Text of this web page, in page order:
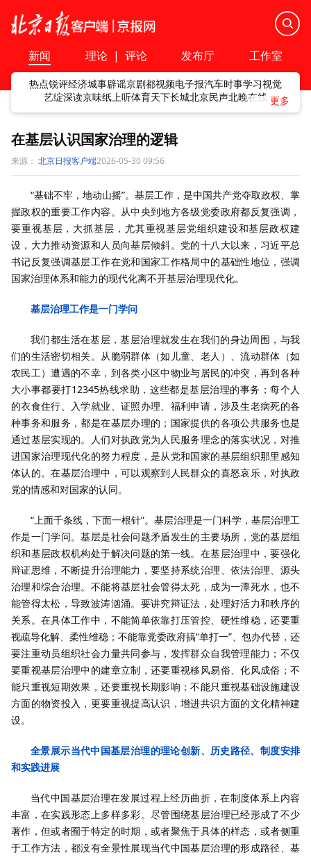
新闻 理论 | 评论 发布厅 工作室
热点锐评经济城事辟谣京剧都视频电子报汽车时事学习视觉
艺绽深读京味纸上听体育天下长城北京民声北晚在线
在基层认识国家治理的逻辑
来源： 北京日报客户端2026-05-30 09:56
“基础不牢，地动山摇”。基层工作，是中国共产党夺取政权、掌
握政权的重要工作内容。从中央到地方各级党委政府都反复强调，
要重视基层，大抓基层，尤其重视基层党组织建设和基层政权建
设，大力推动资源和人员向基层倾斜。党的十八大以来，习近平总
书记反复强调基层工作在党和国家工作格局中的基础性地位，强调
国家治理体系和能力的现代化离不开基层治理现代化。
基层治理工作是一门学问
我们都生活在基层，基层治理就发生在我们的身边周围，与我
们的生活密切相关。从脆弱群体（如儿童、老人）、流动群体（如
农民工）遭遇的不幸，到各类小区中物业与居民的冲突，再到各种
大小事都要打12345热线求助，这些都是基层治理的事务；每个人
的衣食住行、入学就业、证照办理、福利申请，涉及生老病死的各
种事务和服务，都是在基层办理的；国家提供的各项公共服务也是
通过基层实现的。人们对执政党为人民服务理念的落实状况，对推
进国家治理现代化的努力程度，是从党和国家的基层组织那里感知
体认的。在基层治理中，可以观察到人民群众的喜怒哀乐，对执政
党的情感和对国家的认同。
“上面千条线，下面一根针”。基层治理是一门科学，基层治理工
作是一门学问。基层是社会问题矛盾发生的主要场所，党的基层组
织和基层政权机构处于解决问题的第一线。在基层治理中，要强化
辩证思维，不断提升治理能力，要坚持系统治理、依法治理、源头
治理和综合治理。不能将基层社会管得太死，成为一潭死水，也不
能管得太松，导致波涛汹涌。要讲究辩证法，处理好活力和秩序的
关系。在具体工作中，不能简单依靠打压管控、硬性维稳，还要重
视疏导化解、柔性维稳；不能靠党委政府搞“单打一”、包办代替，还
要注重动员组织社会力量共同参与，发挥群众自我管理能力；不仅
要重视基层治理中的建章立制，还要重视移风易俗、化风成俗；不
能只重视短期效果，还要重视长期影响；不能只重视基础设施建设
方面的物资投入，更要重视提高认识，增进共识方面的文化精神建
设。
全景展示当代中国基层治理的理论创新、历史路径、制度安排
和实践进展
当代中国基层治理在发展过程上经历曲折，在制度体系上内容
丰富，在实践形态上多样多彩。尽管围绕基层治理已经形成了不少
著作，但或者囿于特定的时期，或者聚焦于具体的样态，或者侧重
于工作方法，都没有全景性展现当代中国基层治理的形成路径、基